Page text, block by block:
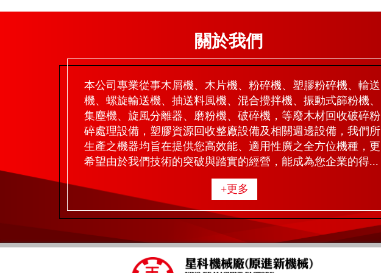
關於我們
本公司專業從事木屑機、木片機、粉碎機、塑膠粉碎機、輸送
機、螺旋輸送機、抽送料風機、混合攪拌機、振動式篩粉機、
集塵機、旋風分離器、磨粉機、破碎機，等廢木材回收破碎粉
碎處理設備，塑膠資源回收整廠設備及相關週邊設備，我們所
生產之機器均旨在提供您高效能、適用性廣之全方位機種，更
希望由於我們技術的突破與踏實的經營，能成為您企業的得...
+更多